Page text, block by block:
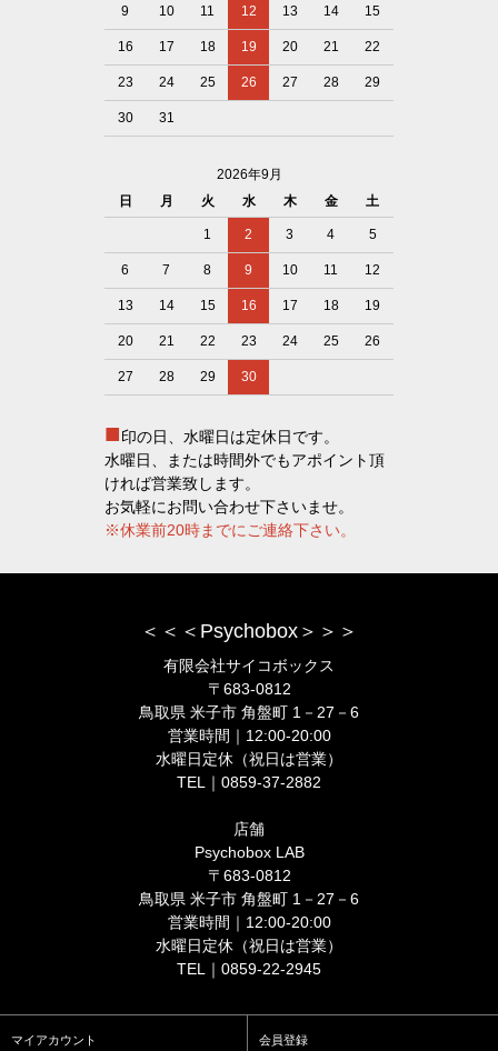
9 10 11 12 13 14 15
16 17 18 19 20 21 22
23 24 25 26 27 28 29
30 31
2026年9月
日
月 火 水 木 金 土
1 2 3 4 5
6 7 8 9 10 11 12
13 14 15 16 17 18 19
20 21 22 23 24 25 26
27 28 29 30
■印の日、水曜日は定休日です。
水曜日、または時間外でもアポイント頂
ければ営業致します。
お気軽にお問い合わせ下さいませ。
※休業前20時までにご連絡下さい。
＜＜＜Psychobox＞＞＞
有限会社サイコボックス
〒683-0812
鳥取県 米子市 角盤町 1－27－6
営業時間｜12:00-20:00
水曜日定休（祝日は営業）
TEL｜0859-37-2882
店舗
Psychobox LAB
〒683-0812
鳥取県 米子市 角盤町 1－27－6
営業時間｜12:00-20:00
水曜日定休（祝日は営業）
TEL｜0859-22-2945
マイアカウント 会員登録